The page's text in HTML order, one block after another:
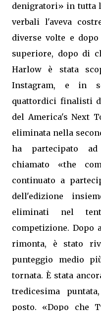
denigratori» in tutta
verbali l'aveva
diverse volte e
superiore, dopo di
Harlow è stata
Instagram, e in
quattordici finalisti
del America's Next
eliminata nella
ha partecipato
chiamato «the
continuato a
dell'edizione
eliminati nel
competizione. Dopo
rimonta, è stato
punteggio medio
tornata. È stata
tredicesima
posto. «Dopo che